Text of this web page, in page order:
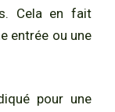
Cela en fait
entrée ou une
pour une